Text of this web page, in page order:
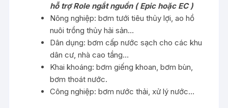
hỗ trợ Role ngắt nguồn ( Epic hoặc EC )
Nông nghiệp: bơm tưới tiêu thủy lợi, ao hồ
nuôi trồng thủy hải sản…
Dân dụng: bơm cấp nước sạch cho các khu
dân cư, nhà cao tầng…
Khai khoáng: bơm giếng khoan, bơm bùn,
bơm thoát nước.
Công nghiệp: bơm nước thải, xử lý nước…